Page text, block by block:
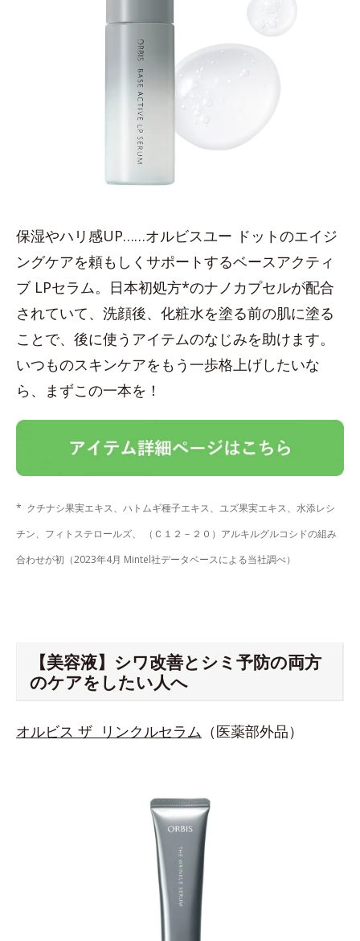
保湿やハリ感UP……オルビスユー ドットのエイジ
ングケアを頼もしくサポートするベースアクティ
ブ LPセラム。日本初処方*のナノカプセルが配合
されていて、洗顔後、化粧水を塗る前の肌に塗る
ことで、後に使うアイテムのなじみを助けます。
いつものスキンケアをもう一歩格上げしたいな
ら、まずこの一本を！
* クチナシ果実エキス、ハトムギ種子エキス、ユズ果実エキス、水添レシ
チン、フィトステロールズ、 （Ｃ１２－２０）アルキルグルコシドの組み
合わせが初（2023年4月 Mintel社データベースによる当社調べ）
【美容液】シワ改善とシミ予防の両方
のケアをしたい人へ
オルビス ザ リンクルセラム （医薬部外品）